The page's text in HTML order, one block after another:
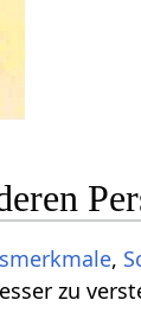
,
zu